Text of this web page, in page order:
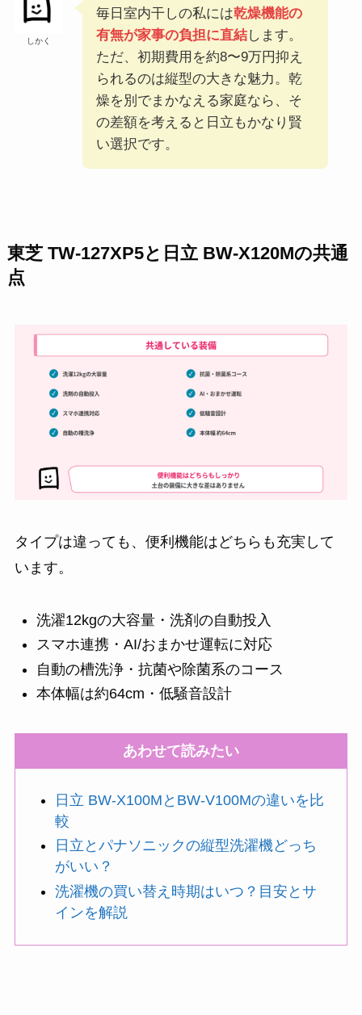
しかく
毎日室内干しの私には乾燥機能の
有無が家事の負担に直結します。
ただ、初期費用を約8〜9万円抑え
られるのは縦型の大きな魅力。乾
燥を別でまかなえる家庭なら、そ
の差額を考えると日立もかなり賢
い選択です。
東芝 TW-127XP5と日立 BW-X120Mの共通
点
タイプは違っても、便利機能はどちらも充実して
います。
洗濯12kgの大容量・洗剤の自動投入
スマホ連携・AI/おまかせ運転に対応
自動の槽洗浄・抗菌や除菌系のコース
本体幅は約64cm・低騒音設計
あわせて読みたい
日立 BW-X100MとBW-V100Mの違いを比
較
日立とパナソニックの縦型洗濯機どっち
がいい？
洗濯機の買い替え時期はいつ？目安とサ
インを解説